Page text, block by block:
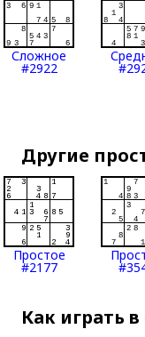
Сложное
#2922
Другие
Простое
#2177
Как играть